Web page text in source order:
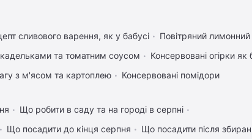
сливового варення, як у бабусі
Повітряний лимонний
та томатним соусом
Консервовані огірки як
з м'ясом та картоплею Консервовані помідори
Що робити в саду та на городі в серпні
Що посадити до кінця серпня
Що посадити після